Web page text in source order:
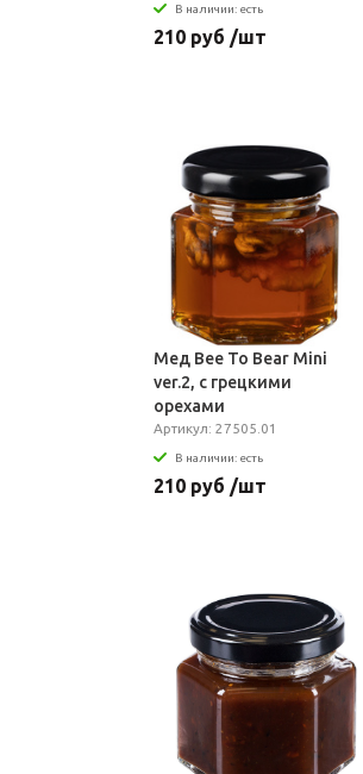
В наличии: есть
210 руб /шт
Мед Bee To Bear Mini
ver.2, с грецкими
орехами
Артикул: 27505.01
В наличии: есть
210 руб /шт